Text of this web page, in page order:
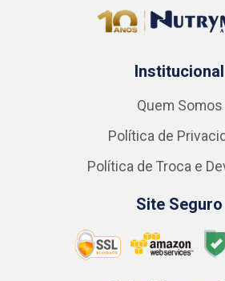
Institucional
Quem Somos
Política de
Política de Troca e
Site Seguro